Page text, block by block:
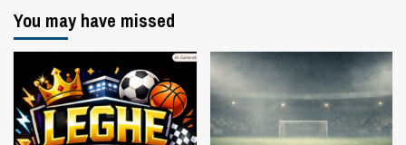
You may have missed